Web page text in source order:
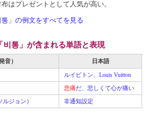
はプレゼントとして人気が高い。
통」の例文をすべてを見る
비통」が含まれる単語と表現
音）
日本語
ルイビトン、Louis Vuitton
悲痛だ、悲しくて心が痛い
ジョン） 非通知設定